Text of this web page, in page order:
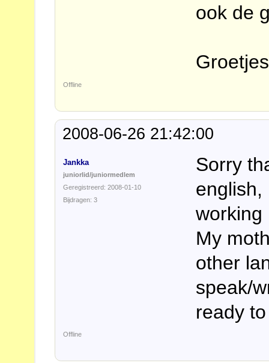
ook de
Offline
2008-06-26 21:42:00
Jankka
juniorlid/juniormedlem
Geregistreerd: 2008-01-10
Bijdragen: 3
Sorry
english,
working
My
other
speak/
ready
Offline